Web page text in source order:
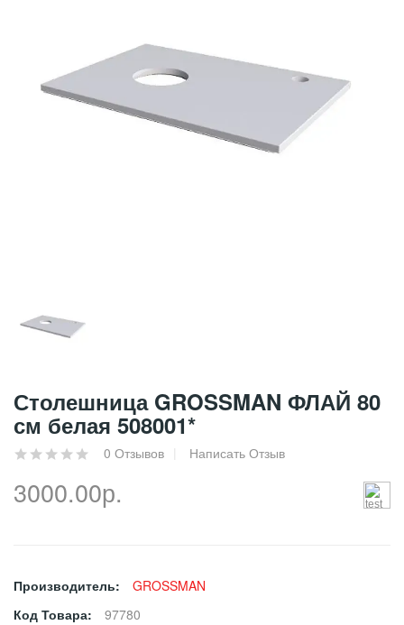
Столешница GROSSMAN ФЛАЙ 80
см белая 508001*
0 Отзывов Написать Отзыв
3000.00р.
Производитель:
GROSSMAN
Код Товара:
97780